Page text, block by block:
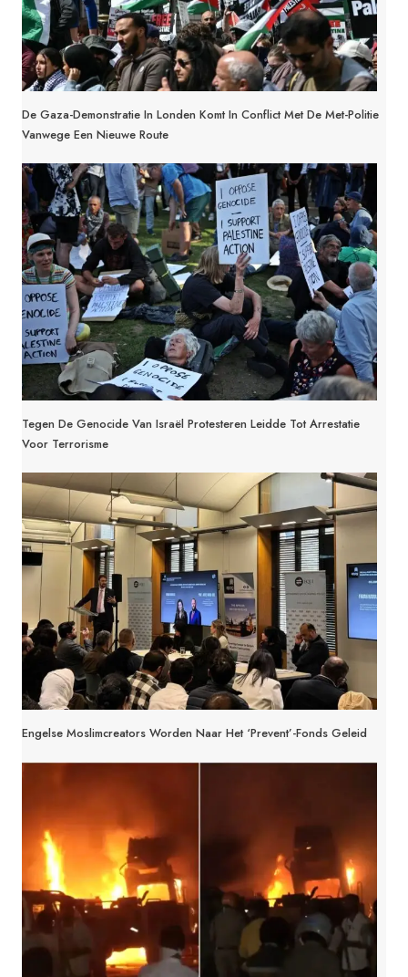
De Gaza-Demonstratie In Londen Komt In Conflict Met De Met-Politie
Vanwege Een Nieuwe Route
Tegen De Genocide Van Israël Protesteren Leidde Tot Arrestatie
Voor Terrorisme
Engelse Moslimcreators Worden Naar Het ‘Prevent’-Fonds Geleid